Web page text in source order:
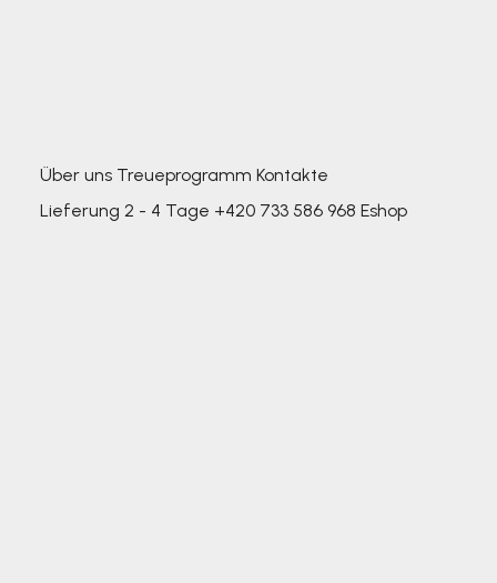
Über uns Treueprogramm Kontakte
Lieferung 2 - 4 Tage +420 733 586 968 Eshop